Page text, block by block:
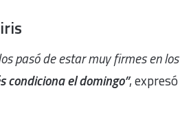
pasó de estar muy firmes en los
condiciona el domingo”, expresó